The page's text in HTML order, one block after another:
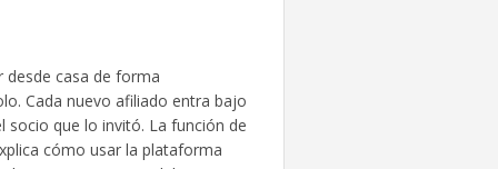
desde casa de forma
Cada nuevo afiliado entra bajo
que lo invitó. La función de
cómo usar la plataforma